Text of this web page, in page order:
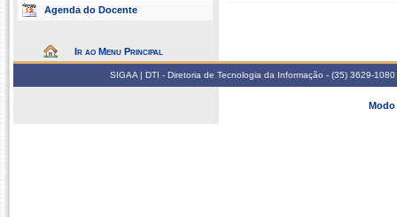
Agenda do Docente
Ir ao Menu Principal
SIGAA | DTI - Diretoria de Tecnologia da Informação - (35) 3629-
Modo